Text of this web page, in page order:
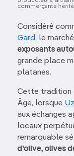
commerçante
Considéré
Gard, le
exposants
grande place
platanes.
Cette tradition
Âge, lorsque
aux échanges
locaux
remarquable
d'olive, olives